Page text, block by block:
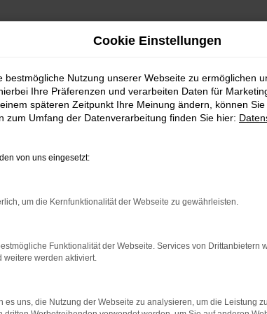
bestimmter Seiten verhindern. Funktioniert
Cookie Einstellungen
bestmögliche Nutzung unserer Webseite zu ermöglichen
Ihre Präferenzen und verarbeiten Daten für
späteren Zeitpunkt Ihre Meinung ändern, können
zum Umfang der Datenverarbeitung finden Sie hier:
von uns eingesetzt:
um die Kernfunktionalität der Webseite zu gewährleisten.
Funktionalität der Webseite. Services von Drittanbietern
weitere werden aktiviert.
es uns, die Nutzung der Webseite zu analysieren, um die Leistung